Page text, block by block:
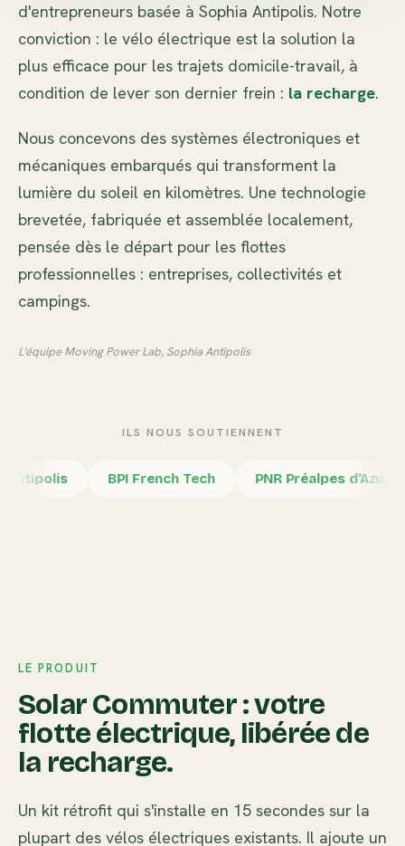
d'entrepreneurs basée à Sophia Antipolis. Notre
conviction : le vélo électrique est la solution la
plus efficace pour les trajets domicile-travail, à
condition de lever son dernier frein : la recharge.
Nous concevons des systèmes électroniques et
mécaniques embarqués qui transforment la
lumière du soleil en kilomètres. Une technologie
brevetée, fabriquée et assemblée localement,
pensée dès le départ pour les flottes
professionnelles : entreprises, collectivités et
campings.
L'équipe Moving Power Lab, Sophia Antipolis
ILS NOUS SOUTIENNENT
BPI French Tech PNR Préalpes d'Azur
LE PRODUIT
Solar Commuter : votre
flotte électrique, libérée de
la recharge.
Un kit rétrofit qui s'installe en 15 secondes sur la
plupart des vélos électriques existants. Il ajoute un